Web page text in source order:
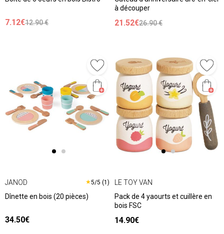
7.12€12.90 €
à découper
21.52€26.90 €
JANOD ★5/5 (1)
Dînette en bois (20 pièces)
34.50€
LE TOY VAN
Pack de 4 yaourts et cuillère en
bois FSC
14.90€